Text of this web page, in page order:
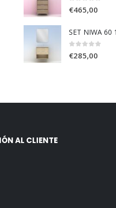
€465,00
SET NIWA 60
€285,00
AL CLIENTE